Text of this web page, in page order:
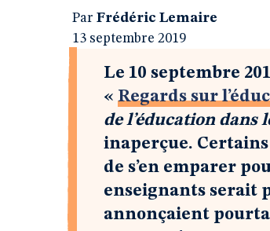
Par Frédéric Lemaire
13 septembre 2019
Le 10 septembre
« Regards sur
de l’éducation dans
inaperçue.
de s’en emparer
enseignants serait
annonçaient